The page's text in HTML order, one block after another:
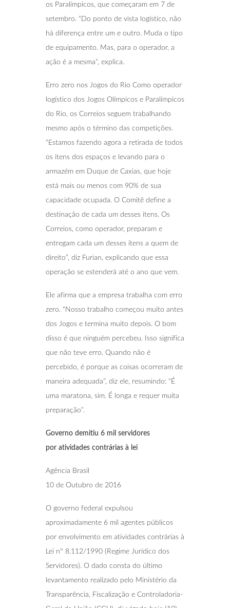
os Paralímpicos, que começaram em 7 de
setembro. “Do ponto de vista logístico, não
há diferença entre um e outro. Muda o tipo
de equipamento. Mas, para o operador, a
ação é a mesma”, explica.
Erro zero nos Jogos do Rio Como operador
logístico dos Jogos Olímpicos e Paralímpicos
do Rio, os Correios seguem trabalhando
mesmo após o término das competições.
“Estamos fazendo agora a retirada de todos
os itens dos espaços e levando para o
armazém em Duque de Caxias, que hoje
está mais ou menos com 90% de sua
capacidade ocupada. O Comitê define a
destinação de cada um desses itens. Os
Correios, como operador, preparam e
entregam cada um desses itens a quem de
direito”, diz Furian, explicando que essa
operação se estenderá até o ano que vem.
Ele afirma que a empresa trabalha com erro
zero. “Nosso trabalho começou muito antes
dos Jogos e termina muito depois. O bom
disso é que ninguém percebeu. Isso significa
que não teve erro. Quando não é
percebido, é porque as coisas ocorreram de
maneira adequada”, diz ele, resumindo: “É
uma maratona, sim. É longa e requer muita
preparação”.
Governo demitiu 6 mil servidores
por atividades contrárias à lei
Agência Brasil
10 de Outubro de 2016
O governo federal expulsou
aproximadamente 6 mil agentes públicos
por envolvimento em atividades contrárias à
Lei nº 8.112/1990 (Regime Jurídico dos
Servidores). O dado consta do último
levantamento realizado pelo Ministério da
Transparência, Fiscalização e Controladoria-